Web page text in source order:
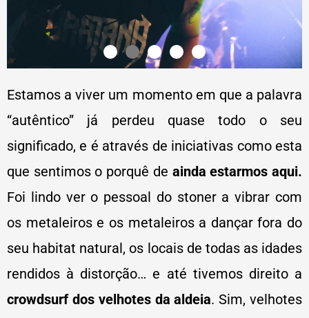
Estamos a viver um momento em que a palavra
“autêntico” já perdeu quase todo o seu
significado, e é através de iniciativas como esta
que sentimos o porquê de ainda estarmos aqui.
Foi lindo ver o pessoal do stoner a vibrar com
os metaleiros e os metaleiros a dançar fora do
seu habitat natural, os locais de todas as idades
rendidos à distorção… e até tivemos direito a
crowdsurf dos velhotes da aldeia. Sim, velhotes